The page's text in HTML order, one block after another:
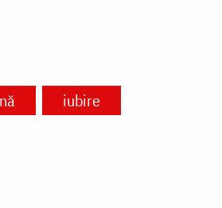
iubire